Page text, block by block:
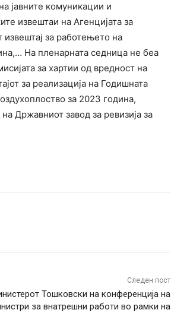
јавните комуникации и
извештаи на Агенцијата за
за работењето на
На пленарната седница не беа
за хартии од вредност на
за реализација на Годишната
за 2023 година,
Државниот завод за ревизија за
Следен пост
Тошковски на конференција на
за внатрешни работи во рамки на